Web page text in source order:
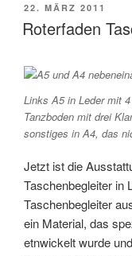
VERÖFFENTLICHT
AM
22. MÄRZ 2011
Roterfaden
Links A5 in Leder mit
Tanzboden mit drei
sonstiges in A4, das
Jetzt ist die
Taschenbegleiter in
Taschenbegleiter
ein Material, das
etnwickelt wurde